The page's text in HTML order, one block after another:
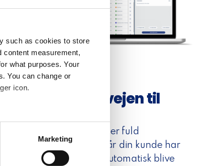
such as cookies to store
content measurement,
what purposes. Your
You can change or
icon.
meters
Marketing
hele vejen til
tilbyder dine kunder fuld
Når din kunde har
shop, vil der automatisk blive